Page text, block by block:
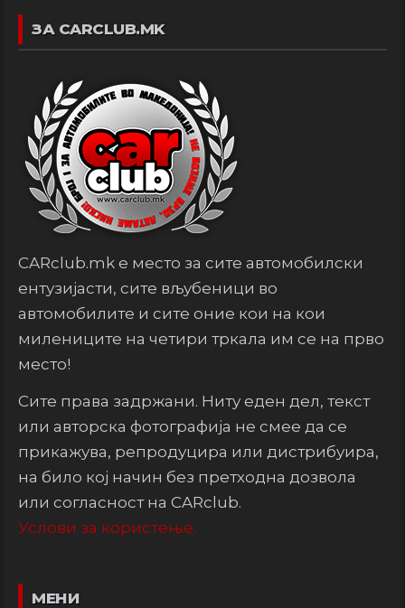
ЗА CARCLUB.MK
CARclub.mk е место за сите автомобилски
ентузијасти, сите вљубеници во
автомобилите и сите оние кои на кои
милениците на четири тркала им се на прво
место!
Сите права задржани. Ниту еден дел, текст
или авторска фотографија не смее да се
прикажува, репродуцира или дистрибуира,
на било кој начин без претходна дозвола
или согласност на CARclub.
Услови за користење.
МЕНИ